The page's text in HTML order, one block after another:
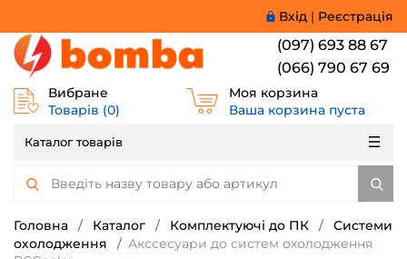
Вхід | Реєстрація
(097) 693 88 67
(066) 790 67 69
Вибране
Товарів (0)
Моя корзина
Ваша корзина пуста
Каталог товарів
Головна / Каталог / Комплектуючі до ПК /
Системи
охолодження
/ Акссесуари до систем охолодження